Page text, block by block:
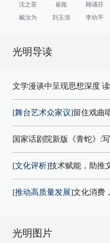
沈之荃 崔崑 顾诵芬
戴汝为
刘玉清 李幼平
光明导读
文学漫谈中呈现思想深度
[舞台艺术众家议]留住戏曲
国家话剧院新版《青蛇》:
[文化评析]技术赋能，助推
[推动高质量发展]文化消费
光明图片